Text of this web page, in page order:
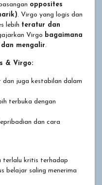
opposites
. Virgo yang logis dan
lebih teratur dan
Virgo bagaimana
mengalir.
& Virgo:
juga kestabilan dalam
terbuka dengan
dan cara
terlalu kritis terhadap
belajar saling menerima